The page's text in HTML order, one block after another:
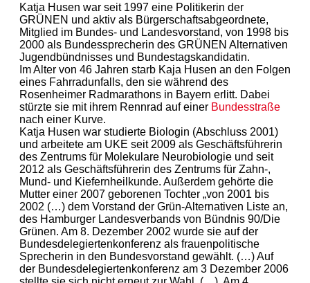
Katja Husen war seit 1997 eine Politikerin der
GRÜNEN und aktiv als Bürgerschaftsabgeordnete,
Mitglied im Bundes- und Landesvorstand, von 1998 bis
2000 als Bundessprecherin des GRÜNEN Alternativen
Jugendbündnisses und Bundestagskandidatin.
Im Alter von 46 Jahren starb Kaja Husen an den Folgen
eines Fahrradunfalls, den sie während des
Rosenheimer Radmarathons in Bayern erlitt. Dabei
stürzte sie mit ihrem Rennrad auf einer Bundesstraße
nach einer Kurve.
Katja Husen war studierte Biologin (Abschluss 2001)
und arbeitete am UKE seit 2009 als Geschäftsführerin
des Zentrums für Molekulare Neurobiologie und seit
2012 als Geschäftsführerin des Zentrums für Zahn-,
Mund- und Kiefernheilkunde. Außerdem gehörte die
Mutter einer 2007 geborenen Tochter „von 2001 bis
2002 (…) dem Vorstand der Grün-Alternativen Liste an,
des Hamburger Landesverbands von Bündnis 90/Die
Grünen. Am 8. Dezember 2002 wurde sie auf der
Bundesdelegiertenkonferenz als frauenpolitische
Sprecherin in den Bundesvorstand gewählt. (…) Auf
der Bundesdelegiertenkonferenz am 3 Dezember 2006